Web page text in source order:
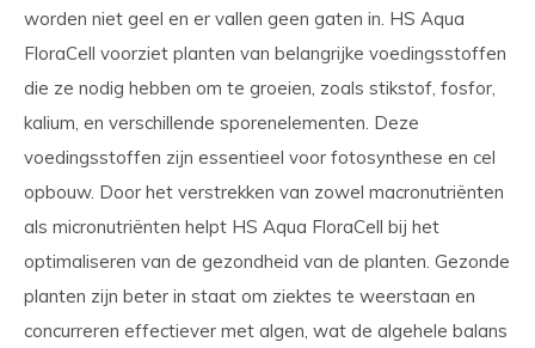
worden niet geel en er vallen geen gaten in. HS Aqua
FloraCell voorziet planten van belangrijke voedingsstoffen
die ze nodig hebben om te groeien, zoals stikstof, fosfor,
kalium, en verschillende sporenelementen. Deze
voedingsstoffen zijn essentieel voor fotosynthese en cel
opbouw. Door het verstrekken van zowel macronutriënten
als micronutriënten helpt HS Aqua FloraCell bij het
optimaliseren van de gezondheid van de planten. Gezonde
planten zijn beter in staat om ziektes te weerstaan en
concurreren effectiever met algen, wat de algehele balans